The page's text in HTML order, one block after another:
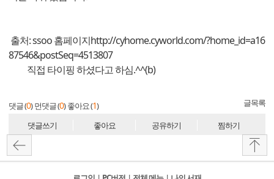
출처: ssoo 홈페이지http://cyhome.cyworld.com/?home_id=a16
87546&postSeq=4513807
직접 타이핑 하셨다고 하심.^^(b)
댓글 (0) 먼댓글 (0) 좋아요 (1) 글목록
댓글쓰기 좋아요 공유하기 찜하기